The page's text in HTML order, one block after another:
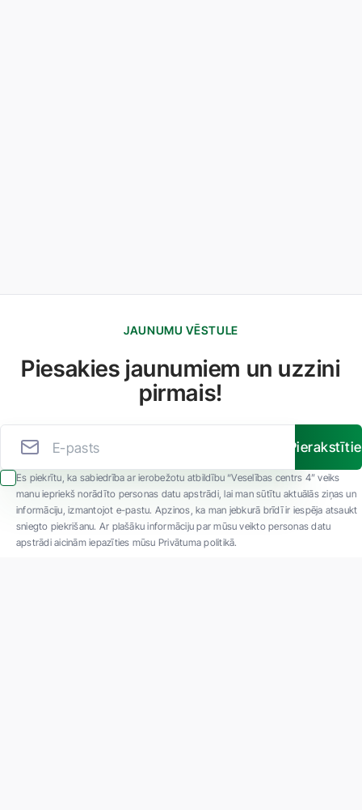
JAUNUMU VĒSTULE
Piesakies jaunumiem un uzzini
pirmais!
Es piekrītu, ka sabiedrība ar ierobežotu atbildību “Veselības centrs 4” veiks
manu iepriekš norādīto personas datu apstrādi, lai man sūtītu aktuālās ziņas un
informāciju, izmantojot e-pastu. Apzinos, ka man jebkurā brīdī ir iespēja atsaukt
sniegto piekrišanu. Ar plašāku informāciju par mūsu veikto personas datu
apstrādi aicinām iepazīties mūsu Privātuma politikā.